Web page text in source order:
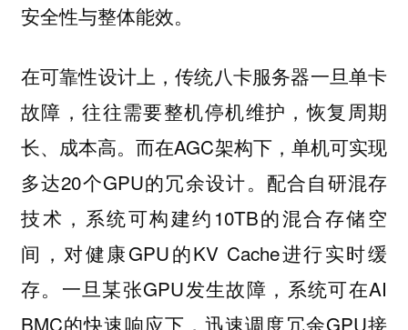
安全性与整体能效。
在可靠性设计上，传统八卡服务器一旦单卡
故障，往往需要整机停机维护，恢复周期
长、成本高。而在AGC架构下，单机可实现
多达20个GPU的冗余设计。配合自研混存
技术，系统可构建约10TB的混合存储空
间，对健康GPU的KV Cache进行实时缓
存。一旦某张GPU发生故障，系统可在AI
BMC的快速响应下，迅速调度冗余GPU接